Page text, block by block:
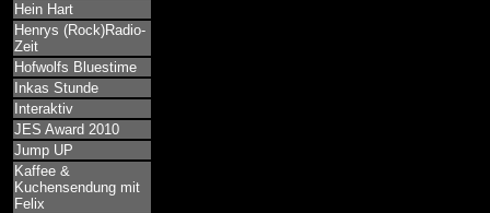
Hein Hart
Henrys (Rock)Radio-
Zeit
Hofwolfs Bluestime
Inkas Stunde
Interaktiv
JES Award 2010
Jump UP
Kaffee &
Kuchensendung mit
Felix